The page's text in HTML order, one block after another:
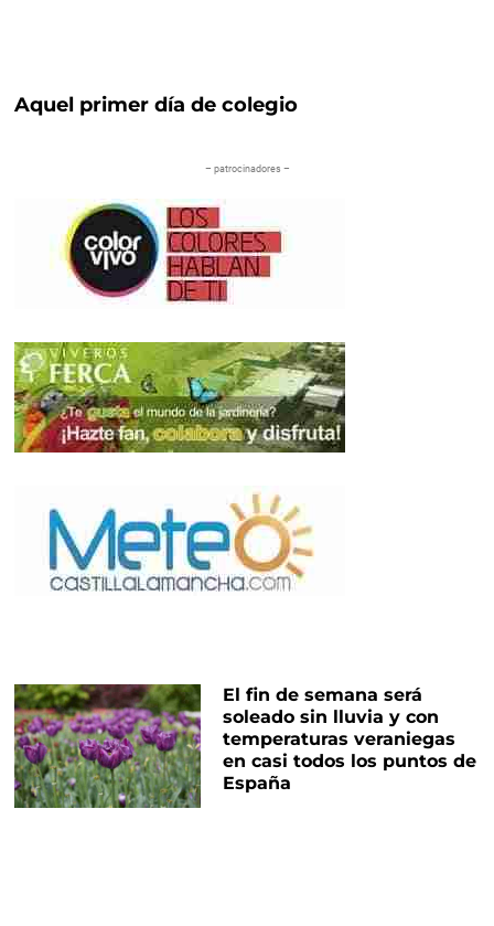
Aquel primer día de colegio
– patrocinadores –
El fin de semana será
soleado sin lluvia y con
temperaturas veraniegas
en casi todos los puntos de
España